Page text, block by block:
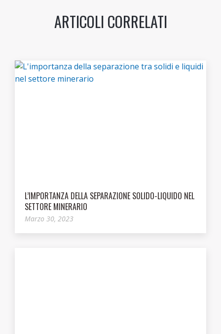
ARTICOLI CORRELATI
L’IMPORTANZA DELLA SEPARAZIONE SOLIDO-LIQUIDO NEL
SETTORE MINERARIO
Marzo 30, 2023